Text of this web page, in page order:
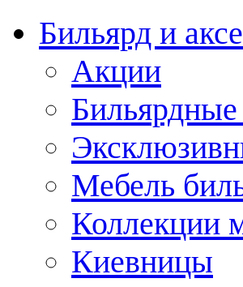
Бильярд и
Акции
Мебель
Коллекции
Киевницы